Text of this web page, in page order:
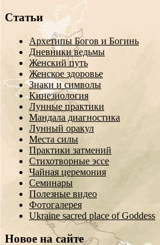
Статьи
Архетипы Богов и Богинь
Дневники ведьмы
Женский путь
Женское здоровье
Знаки и символы
Кинезиология
Лунные практики
Мандала диагностика
Лунный оракул
Места силы
Практики затмений
Стихотворные эссе
Чайная церемония
Семинары
Полезные видео
Фотогалерея
Ukraine sacred place of Goddess
Новое на сайте